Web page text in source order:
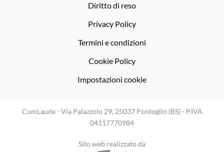
Diritto di reso
Privacy Policy
Termini e condizioni
Cookie Policy
Impostazioni cookie
CumLaude - Via Palazzolo 29, 25037 Pontoglio (BS) - P.IVA
04117770984
Sito web realizzato da